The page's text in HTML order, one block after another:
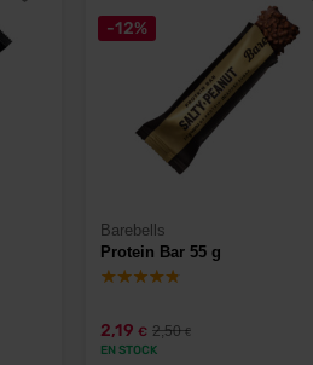
-12%
Barebells
Protein Bar 55 g
2,19 € 2,50€
EN STOCK